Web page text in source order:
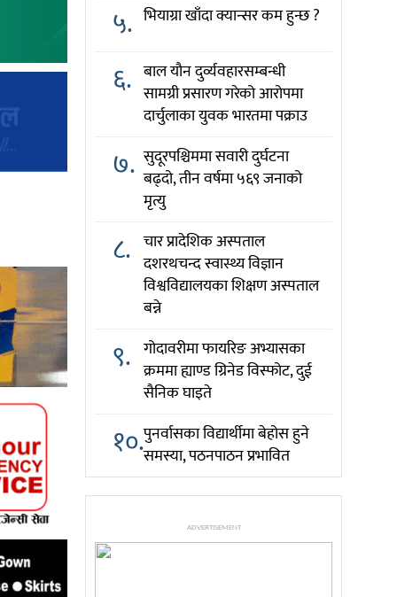
५. भियाग्रा खाँदा क्यान्सर कम हुन्छ ?
६. बाल यौन दुर्व्यवहारसम्बन्धी
सामग्री प्रसारण गरेको आरोपमा
दार्चुलाका युवक भारतमा पक्राउ
७. सुदूरपश्चिममा सवारी दुर्घटना
बढ्दो, तीन वर्षमा ५६९ जनाको
मृत्यु
८. चार प्रादेशिक अस्पताल
दशरथचन्द स्वास्थ्य विज्ञान
विश्वविद्यालयका शिक्षण अस्पताल
बन्ने
९. गोदावरीमा फायरिङ अभ्यासका
क्रममा ह्याण्ड ग्रिनेड विस्फोट, दुई
सैनिक घाइते
१०.पुनर्वासका विद्यार्थीमा बेहोस हुने
समस्या, पठनपाठन प्रभावित
ADVERTISEMENT